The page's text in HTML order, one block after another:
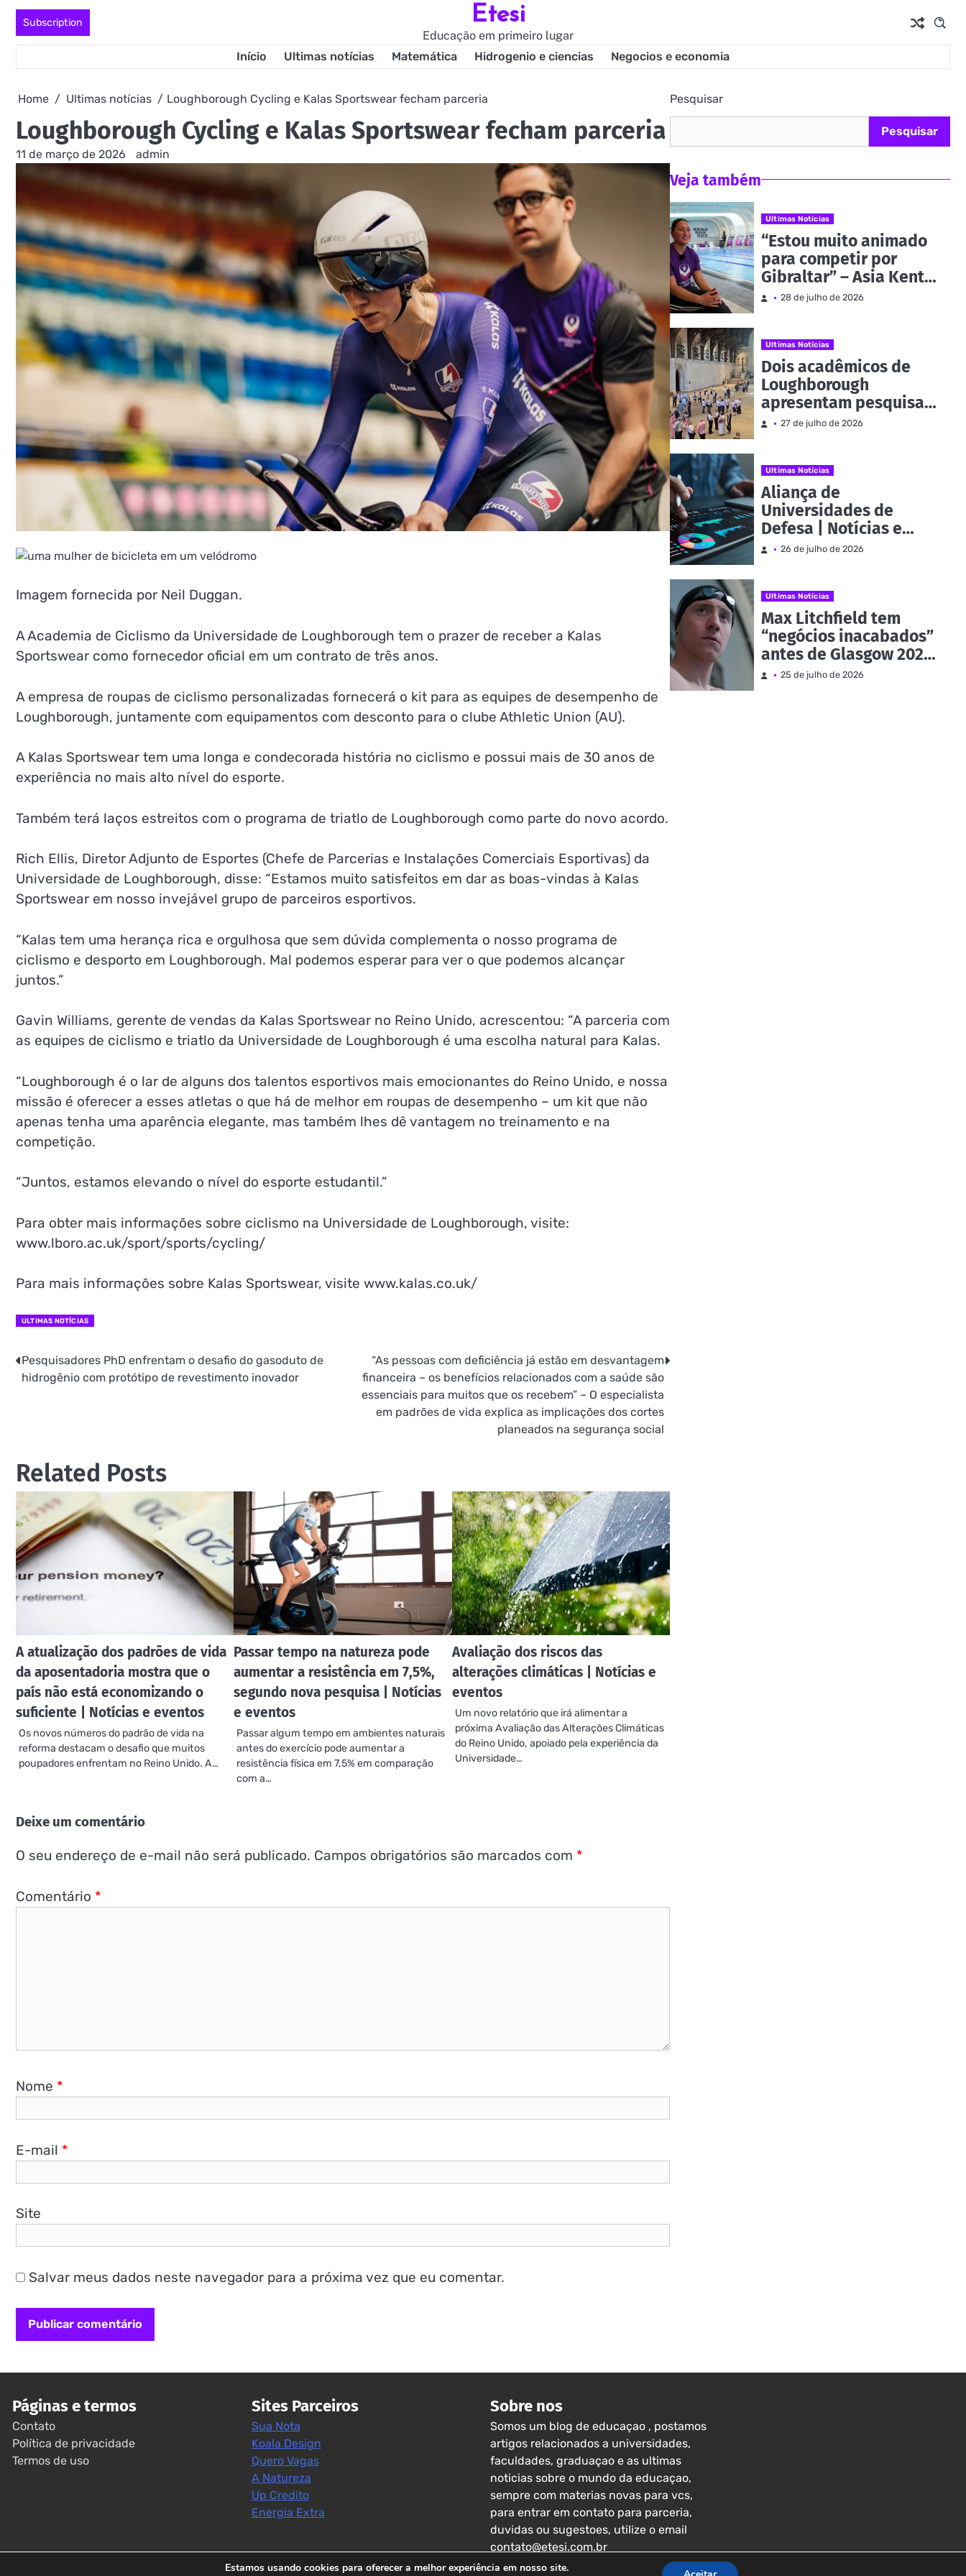
Skip
content
Subscription Etesi
Educação em primeiro lugar
Início
Ultimas notícias Matemática Hidrogenio e ciencias Negocios e economia
Home Ultimas notícias Loughborough Cycling e Kalas Sportswear fecham parceria
Loughborough Cycling e Kalas Sportswear fecham parceria
11 de março de 2026 admin
Imagem fornecida por Neil Duggan.
A Academia de Ciclismo da Universidade de Loughborough tem o prazer de receber a Kalas
Sportswear como fornecedor oficial em um contrato de três anos.
A empresa de roupas de ciclismo personalizadas fornecerá o kit para as equipes de desempenho de
Loughborough, juntamente com equipamentos com desconto para o clube Athletic Union (AU).
A Kalas Sportswear tem uma longa e condecorada história no ciclismo e possui mais de 30 anos de
experiência no mais alto nível do esporte.
Também terá laços estreitos com o programa de triatlo de Loughborough como parte do novo acordo.
Rich Ellis, Diretor Adjunto de Esportes (Chefe de Parcerias e Instalações Comerciais Esportivas) da
Universidade de Loughborough, disse: “Estamos muito satisfeitos em dar as boas-vindas à Kalas
Sportswear em nosso invejável grupo de parceiros esportivos.
“Kalas tem uma herança rica e orgulhosa que sem dúvida complementa o nosso programa de
ciclismo e desporto em Loughborough. Mal podemos esperar para ver o que podemos alcançar
juntos.”
Gavin Williams, gerente de vendas da Kalas Sportswear no Reino Unido, acrescentou: “A parceria com
as equipes de ciclismo e triatlo da Universidade de Loughborough é uma escolha natural para Kalas.
“Loughborough é o lar de alguns dos talentos esportivos mais emocionantes do Reino Unido, e nossa
missão é oferecer a esses atletas o que há de melhor em roupas de desempenho – um kit que não
apenas tenha uma aparência elegante, mas também lhes dê vantagem no treinamento e na
competição.
“Juntos, estamos elevando o nível do esporte estudantil.”
Para obter mais informações sobre ciclismo na Universidade de Loughborough, visite:
www.lboro.ac.uk/sport/sports/cycling/
Para mais informações sobre Kalas Sportswear, visite www.kalas.co.uk/
ULTIMAS NOTÍCIAS
Navegação
Pesquisadores PhD enfrentam o desafio do gasoduto de
hidrogênio com protótipo de revestimento inovador
“As pessoas com deficiência já estão em desvantagem
financeira – os benefícios relacionados com a saúde são
essenciais para muitos que os recebem” – O especialista
em padrões de vida explica as implicações dos cortes
planeados na segurança social
Related Posts
A atualização dos padrões de vida
da aposentadoria mostra que o
país não está economizando o
suficiente | Notícias e eventos
Os novos números do padrão de vida na
reforma destacam o desafio que muitos
poupadores enfrentam no Reino Unido. A…
Passar tempo na natureza pode
aumentar a resistência em 7,5%,
segundo nova pesquisa | Notícias
e eventos
Passar algum tempo em ambientes naturais
antes do exercício pode aumentar a
resistência física em 7,5% em comparação
com a…
Avaliação dos riscos das
alterações climáticas | Notícias e
eventos
Um novo relatório que irá alimentar a
próxima Avaliação das Alterações Climáticas
do Reino Unido, apoiado pela experiência da
Universidade…
Deixe um comentário
O seu endereço de e-mail não será publicado. Campos obrigatórios são marcados com *
Comentário *
Nome *
E-mail *
Site
Salvar meus dados neste navegador para a próxima vez que eu comentar.
Pesquisar
Pesquisar
Veja também
Ultimas Notícias
“Estou muito animado
para competir por
Gibraltar” – Asia Kent
almeja sucesso nos
Notícias e eventos
28 de julho de 2026
Ultimas Notícias
Dois acadêmicos de
Loughborough
apresentam pesquisa
no Parlamento como
eventos
27 de julho de 2026
Ultimas Notícias
Aliança de
Universidades de
Defesa | Notícias e
eventos
26 de julho de 2026
Ultimas Notícias
Max Litchfield tem
“negócios inacabados”
antes de Glasgow 2026 |
Notícias e eventos
25 de julho de 2026
Páginas e termos
Contato
Política de privacidade
Termos de uso
Sites Parceiros
Sua Nota
Koala Design
Quero Vagas
A Natureza
Up Credito
Energia Extra
Sobre nos
Somos um blog de educaçao , postamos
artigos relacionados a universidades,
faculdades, graduaçao e as ultimas
noticias sobre o mundo da educaçao,
sempre com materias novas para vcs,
para entrar em contato para parceria,
duvidas ou sugestoes, utilize o email
contato@etesi.com.br
Estamos usando cookies para oferecer a melhor experiência em nosso site.